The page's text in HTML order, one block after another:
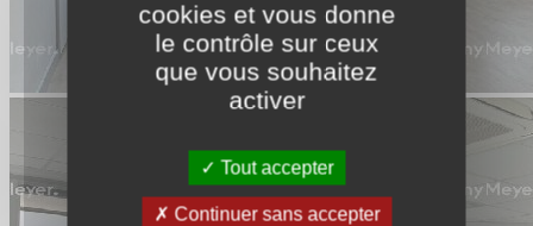
cookies et vous donne
le contrôle sur ceux
que vous souhaitez
activer
Tout accepter
Continuer sans accepter